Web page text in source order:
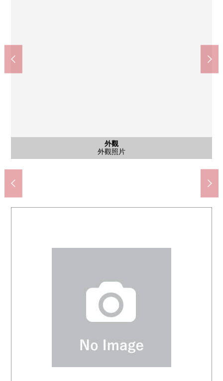
外觀
外觀照片
外觀
外觀照片
入口
入口
停車場
停車場
共有部分
腳踏車停放處
共有部分
信箱
外觀
垃圾堆放處
外觀
外觀照片
外觀
外觀照片
其他
前面道路
其他
前面道路
昭島市立拜島第2小學(約810m)
昭島市立拜島中學(約1110m)
TAIRAYA拜島商店(約840m)
全家便利店西武拜島商店(約430m)
doragguseimusu昭島商店(約860m)
東京西德洲會醫院(約790m)
昭島市立自來水南第一公園(約100m)